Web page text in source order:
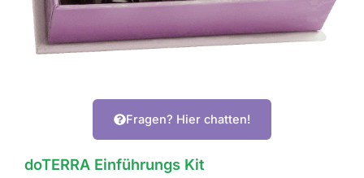
Fragen? Hier chatten!
doTERRA Einführungs Kit